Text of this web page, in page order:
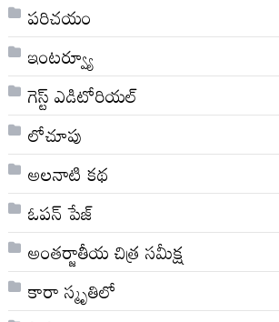
పరిచయం
ఇంటర్వ్యూ
గెస్ట్ ఎడిటోరియల్
లోచూపు
అల‌నాటి క‌థ‌
ఓపన్ పేజ్
అంతర్జాతీయ చిత్ర సమీక్ష
కారా స్మృతిలో